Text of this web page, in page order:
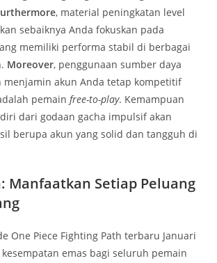
, material peningkatan level
sebaiknya Anda fokuskan pada
memiliki performa stabil di berbagai
Moreover, penggunaan sumber daya
menjamin akun Anda tetap kompetitif
pemainfree-to-play. Kemampuan
dari godaan gacha impulsif akan
berupa akun yang solid dan tangguh di
Manfaatkan Setiap Peluang
One Piece Fighting Path terbaru Januari
emas bagi seluruh pemain